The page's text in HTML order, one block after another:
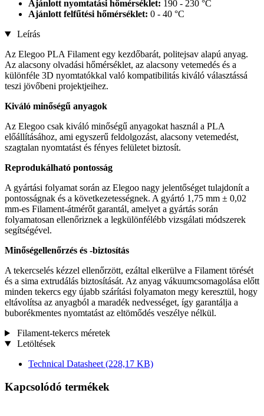
Ajánlott nyomtatási hőmérséklet: 190 - 230 °C
Ajánlott felfűtési hőmérséklet: 0 - 40 °C
Leírás
Az Elegoo PLA Filament egy kezdőbarát, politejsav alapú anyag.
Az alacsony olvadási hőmérséklet, az alacsony vetemedés és a
különféle 3D nyomtatókkal való kompatibilitás kiváló választássá
teszi jövőbeni projektjeihez.
Kiváló minőségű anyagok
Az Elegoo csak kiváló minőségű anyagokat használ a PLA
előállításához, ami egyszerű feldolgozást, alacsony vetemedést,
szagtalan nyomtatást és fényes felületet biztosít.
Reprodukálható pontosság
A gyártási folyamat során az Elegoo nagy jelentőséget tulajdonít a
pontosságnak és a következetességnek. A gyártó 1,75 mm ± 0,02
mm-es Filament-átmérőt garantál, amelyet a gyártás során
folyamatosan ellenőriznek a legkülönfélébb vizsgálati módszerek
segítségével.
Minőségellenőrzés és -biztosítás
A tekercselés kézzel ellenőrzött, ezáltal elkerülve a Filament törését
és a sima extrudálás biztosítását. Az anyag vákuumcsomagolása előtt
minden tekercs egy újabb szárítási folyamaton megy keresztül, hogy
eltávolítsa az anyagból a maradék nedvességet, így garantálja a
buborékmentes nyomtatást az eltömődés veszélye nélkül.
Filament-tekercs méretek
Letöltések
Technical Datasheet (228,17 KB)
Kapcsolódó termékek